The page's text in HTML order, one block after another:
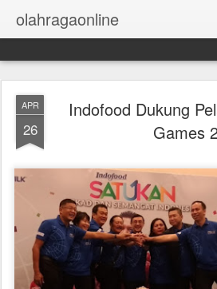
olahragaonline
APR
26
Indofood Dukung
Games